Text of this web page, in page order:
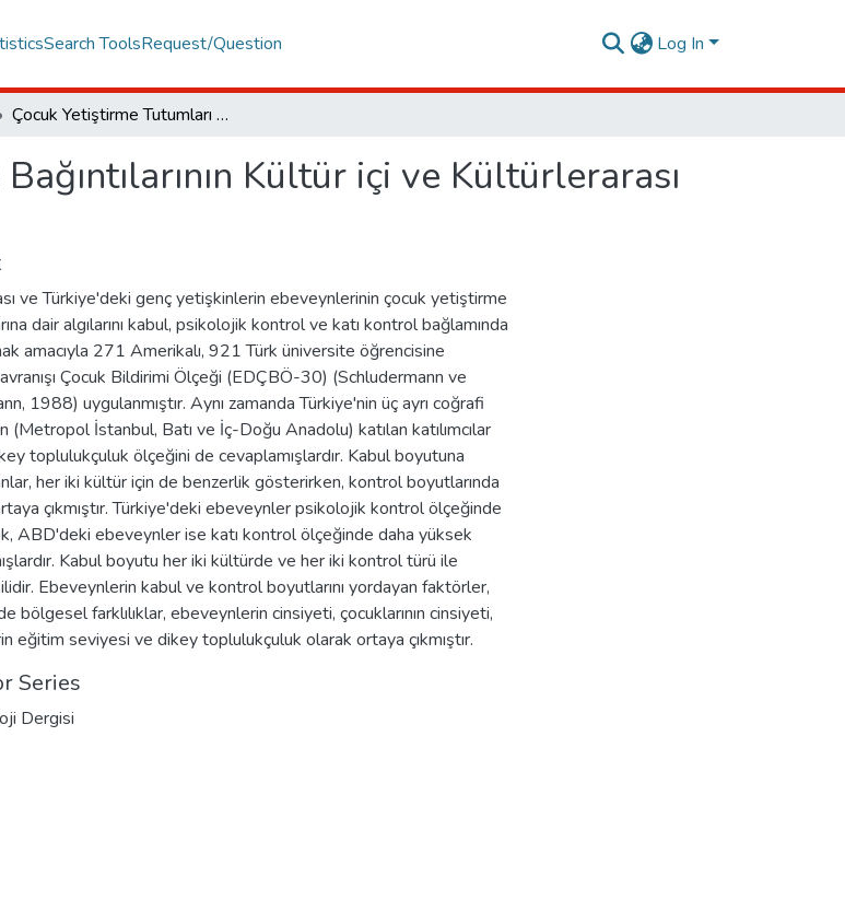
Search ToolsRequest/Question Log In
Çocuk Yetiştirme Tutumları ve Bağıntılarının Kültür içi ve Kültürlerarası Karşılaştırılması
Kültür içi ve Kültürlerarası
ve Türkiye'deki genç yetişkinlerin ebeveynlerinin çocuk yetiştirme
dair algılarını kabul, psikolojik kontrol ve katı kontrol bağlamında
amacıyla 271 Amerikalı, 921 Türk üniversite öğrencisine
Çocuk Bildirimi Ölçeği (EDÇBÖ-30) (Schludermann ve
1988) uygulanmıştır. Aynı zamanda Türkiye'nin üç ayrı coğrafi
(Metropol İstanbul, Batı ve İç-Doğu Anadolu) katılan katılımcılar
toplulukçuluk ölçeğini de cevaplamışlardır. Kabul boyutuna
her iki kültür için de benzerlik gösterirken, kontrol boyutlarında
çıkmıştır. Türkiye'deki ebeveynler psikolojik kontrol ölçeğinde
ABD'deki ebeveynler ise katı kontrol ölçeğinde daha yüksek
Kabul boyutu her iki kültürde ve her iki kontrol türü ile
Ebeveynlerin kabul ve kontrol boyutlarını yordayan faktörler,
bölgesel farklılıklar, ebeveynlerin cinsiyeti, çocuklarının cinsiyeti,
eğitim seviyesi ve dikey toplulukçuluk olarak ortaya çıkmıştır.
Series
Dergisi